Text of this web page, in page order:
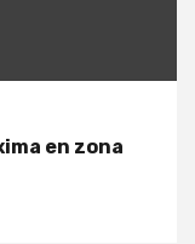
en zona